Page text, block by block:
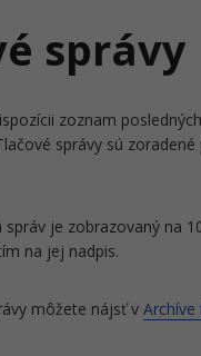
správy
zoznam
správy sú
je zobrazovaný na
na jej nadpis.
môžete nájsť v Archíve